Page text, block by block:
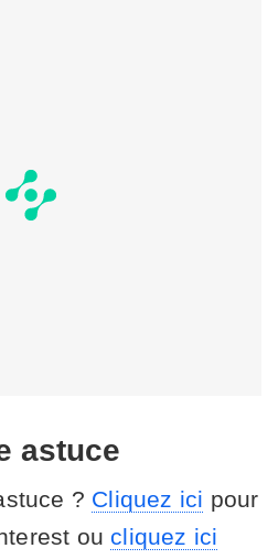
astuce
? Cliquez ici pour
ou cliquez ici